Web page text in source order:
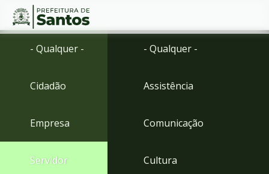
Ir
menu
Conteúdo
- Qualquer -
Cidadão
Empresa
Servidor
- Qualquer -
Assistência
Comunicação
Cultura